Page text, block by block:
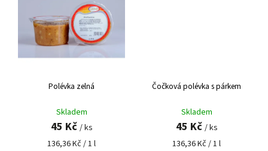
Polévka zelná
Skladem
45 Kč / ks
136,36 Kč / 1 l
Čočková polévka s párkem
Skladem
45 Kč / ks
136,36 Kč / 1 l